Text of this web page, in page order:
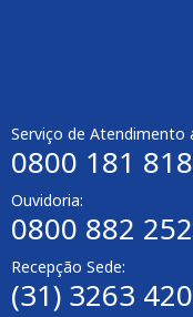
Serviço de Atendimento
0800 181
Ouvidoria:
0800 882
Recepção Sede:
(31) 3263